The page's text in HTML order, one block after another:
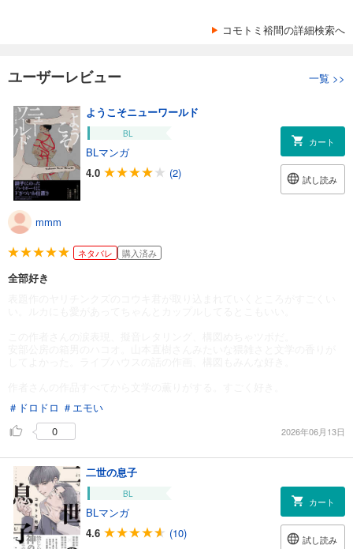
コモトミ裕間の詳細検索へ
ユーザーレビュー 一覧 >>
ようこそニューワールド
BL
BLマンガ
4.0
(2)
カート
試し読み
mmm
ネタバレ 購入済み
全部好き
＃ドロドロ ＃エモい
0
2026年06月13日
二世の息子
BL
BLマンガ
4.6
(10)
カート
試し読み